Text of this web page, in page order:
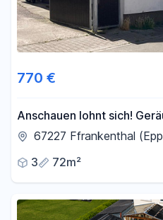
770 €
Anschauen lohnt sich!
Erdgeschoßwohnung in
67227 Ffrankenthal
3
72m²